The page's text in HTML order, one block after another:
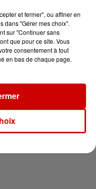
: inscrivez-
et fermer", ou affiner en
dans "Gérer mes choix".
sur "Continuer sans
que pour ce site. Vous
consentement à tout
en bas de chaque page.